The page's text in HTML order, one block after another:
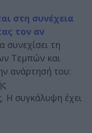
στη συνέχεια
τον αν
συνεχίσει τη
Τεμπών και
ανάρτησή του:
Η συγκάλυψη έχει